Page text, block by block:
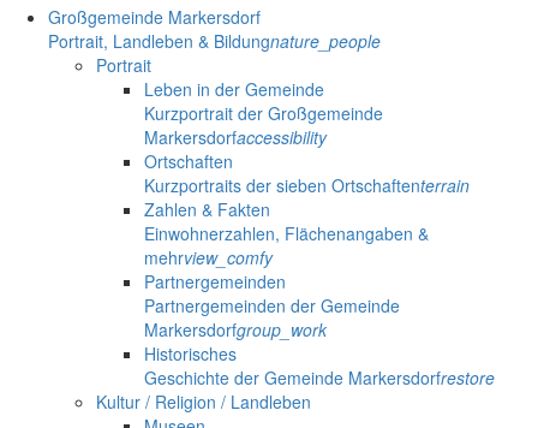
Großgemeinde Markersdorf
Portrait, Landleben & Bildungnature_people
Portrait
Leben in der Gemeinde
Kurzportrait der Großgemeinde
Markersdorfaccessibility
Ortschaften
Kurzportraits der sieben Ortschaftenterrain
Zahlen & Fakten
Einwohnerzahlen, Flächenangaben &
mehrview_comfy
Partnergemeinden
Partnergemeinden der Gemeinde
Markersdorfgroup_work
Historisches
Geschichte der Gemeinde Markersdorfrestore
Kultur / Religion / Landleben